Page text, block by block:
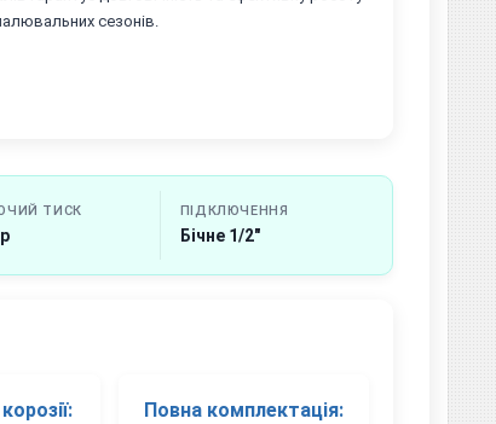
сезонів.
ТИСК ПІДКЛЮЧЕННЯ
Бічне 1/2"
Повна комплектація: